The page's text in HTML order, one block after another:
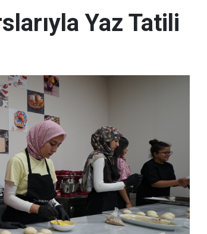
Yaz Tatili